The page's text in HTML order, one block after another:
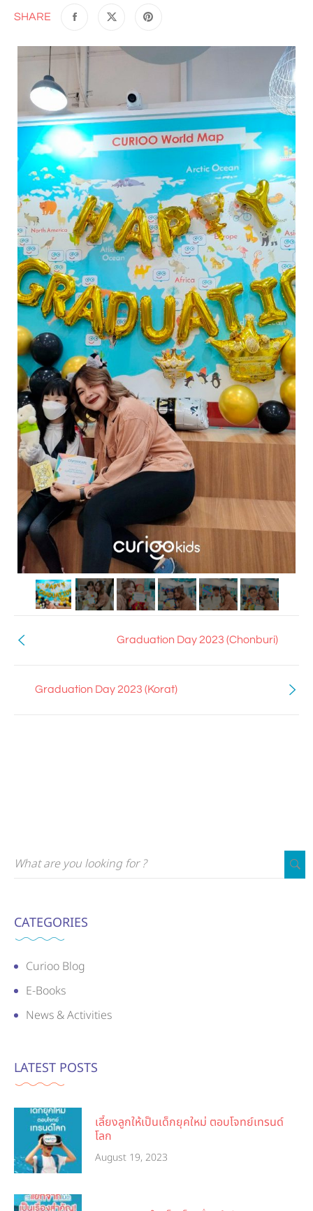
SHARE
Graduation Day 2023 (Korat)
Graduation Day 2023 (Chonburi)
CATEGORIES
Curioo Blog
E-Books
News & Activities
LATEST POSTS
เลี้ยงลูกให้เป็นเด็กยุคใหม่ ตอบโจทย์เทรนด์
โลก
August 19, 2023